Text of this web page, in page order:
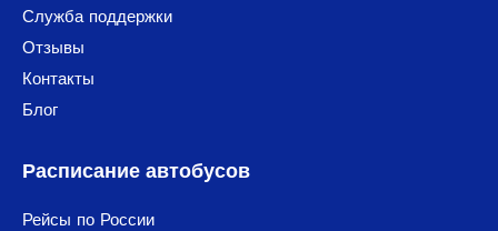
Служба поддержки
Отзывы
Контакты
Блог
Расписание автобусов
Рейсы по России